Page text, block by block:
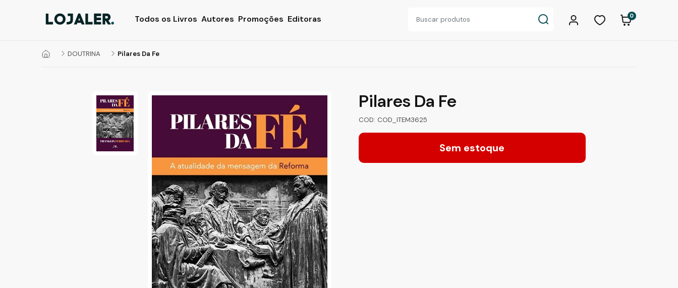
Todos os Livros Autores Promoções Editoras 0
DOUTRINA Pilares Da Fe
Pilares Da Fe
COD: COD_ITEM3625
Sem estoque